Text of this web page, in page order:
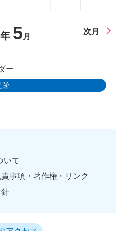
5 月
次月
ー
跡
いて
事項・著作権・リンク
針